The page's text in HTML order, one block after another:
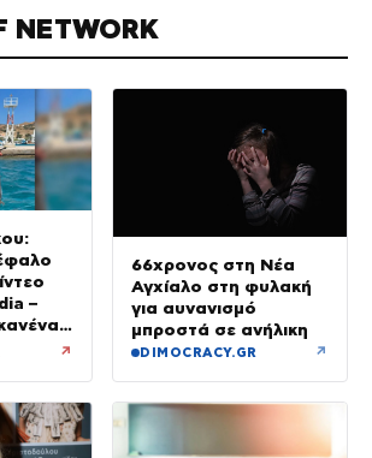
NETWORK
–
↗
66χρονος στη Νέα
Αγχίαλο στη φυλακή
για αυνανισμό
μπροστά σε ανήλικη
DIMOCRACY.GR ↗